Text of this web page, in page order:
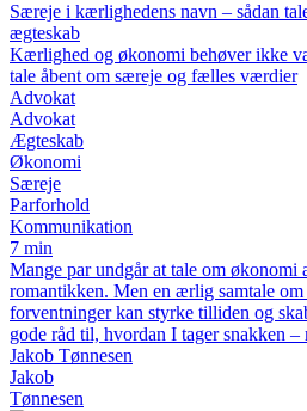
Særeje i kærlighedens navn – sådan
ægteskab
Kærlighed og økonomi behøver ikke
tale åbent om særeje og fælles værdier
Advokat
Advokat
Ægteskab
Økonomi
Særeje
Parforhold
Kommunikation
7 min
Mange par undgår at tale om
romantikken. Men en ærlig samtale
forventninger kan styrke tilliden og
gode råd til, hvordan I tager snakken
Jakob Tønnesen
Jakob
Tønnesen